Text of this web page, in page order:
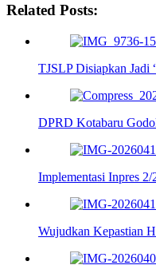
Related Posts:
TJSLP Disiapkan Jadi
DPRD Kotabaru
Implementasi Inpres
Wujudkan Kepastian